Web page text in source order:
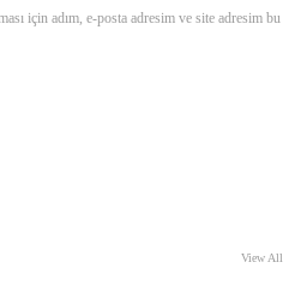
için adım, e-posta adresim ve site adresim bu
View All